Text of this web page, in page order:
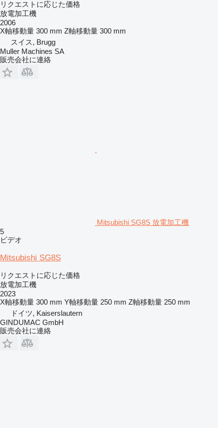
リクエストに応じた価格
放電加工機
2006
X軸移動量 300 mm Z軸移動量 300 mm
スイス, Brugg
Muller Machines SA
販売会社に連絡
Mitsubishi SG8S 放電加工機
5
ビデオ
Mitsubishi SG8S
リクエストに応じた価格
放電加工機
2023
X軸移動量 300 mm Y軸移動量 250 mm Z軸移動量 250 mm
ドイツ, Kaiserslautern
GINDUMAC GmbH
販売会社に連絡